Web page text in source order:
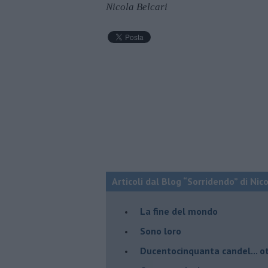
Nicola Belcari
Articoli dal Blog “Sorridendo” di
La fine del mondo
Sono loro
Ducentocinquanta candel...